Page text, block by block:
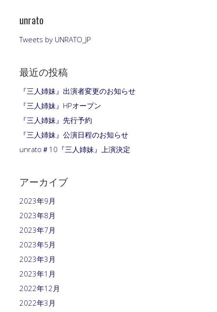
unrato
Tweets by UNRATO_JP
最近の投稿
『三人姉妹』出演者変更のお知らせ
『三人姉妹』HPオープン
『三人姉妹』先行予約
『三人姉妹』公演日程のお知らせ
unrato＃10『三人姉妹』上演決定
アーカイブ
2023年9月
2023年8月
2023年7月
2023年5月
2023年3月
2023年1月
2022年12月
2022年3月